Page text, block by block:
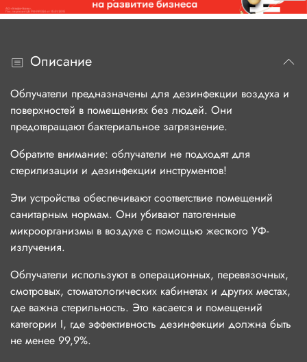
Описание
Облучатели предназначены для дезинфекции воздуха и
поверхностей в помещениях без людей. Они
предотвращают бактериальное загрязнение.
Обратите внимание: облучатели не подходят для
стерилизации и дезинфекции инструментов!
Эти устройства обеспечивают соответствие помещений
санитарным нормам. Они убивают патогенные
микроорганизмы в воздухе с помощью жесткого УФ-
излучения.
Облучатели используют в операционных, перевязочных,
смотровых, стоматологических кабинетах и других местах,
где важна стерильность. Это касается и помещений
категории I, где эффективность дезинфекции должна быть
не менее 99,9%.